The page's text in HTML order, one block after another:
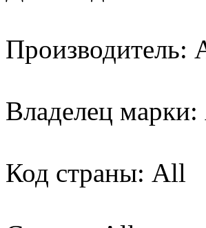
Производитель:
Владелец
Код страны: All